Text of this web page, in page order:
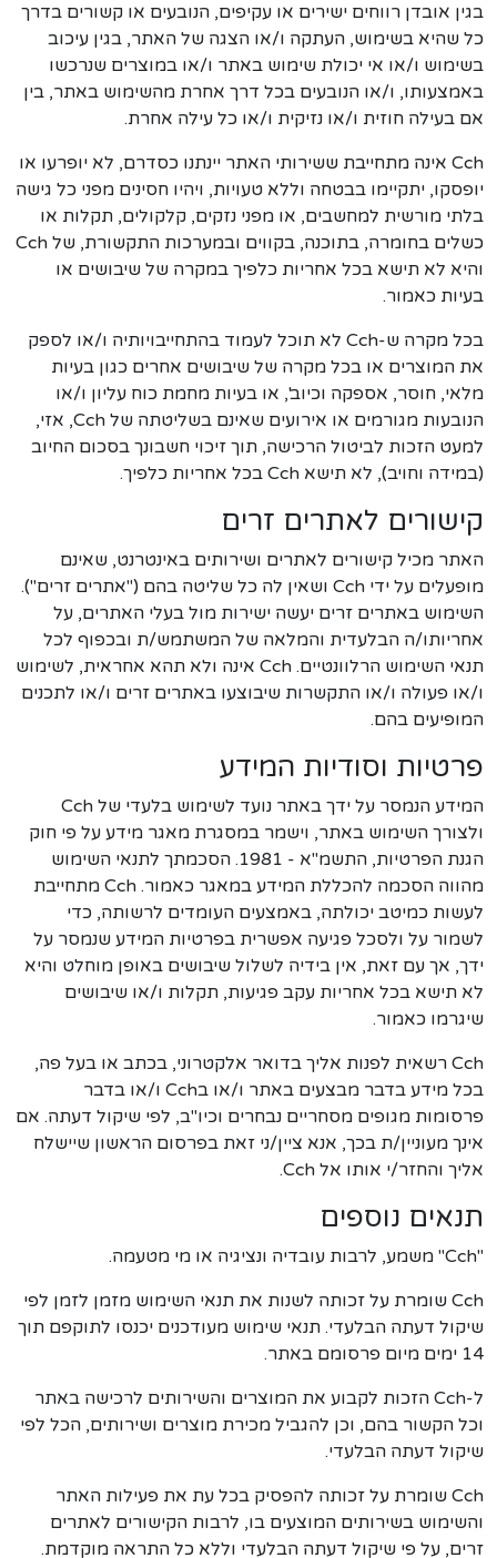
בגין אובדן רווחים ישירים או עקיפים, הנובעים או קשורים בדרך
כל שהיא בשימוש, העתקה ו/או הצגה של האתר, בגין עיכוב
בשימוש ו/או אי יכולת שימוש באתר ו/או במוצרים שנרכשו
באמצעותו, ו/או הנובעים בכל דרך אחרת מהשימוש באתר, בין
אם בעילה חוזית ו/או נזיקית ו/או כל עילה אחרת.
Cch אינה מתחייבת ששירותי האתר יינתנו כסדרם, לא יופרעו או
יופסקו, יתקיימו בבטחה וללא טעויות, ויהיו חסינים מפני כל גישה
בלתי מורשית למחשבים, או מפני נזקים, קלקולים, תקלות או
כשלים בחומרה, בתוכנה, בקווים ובמערכות התקשורת, של Cch
והיא לא תישא בכל אחריות כלפיך במקרה של שיבושים או
בעיות כאמור.
בכל מקרה ש-Cch לא תוכל לעמוד בהתחייבויותיה ו/או לספק
את המוצרים או בכל מקרה של שיבושים אחרים כגון בעיות
מלאי, חוסר, אספקה וכיוב', או בעיות מחמת כוח עליון ו/או
הנובעות מגורמים או אירועים שאינם בשליטתה של Cch, אזי,
למעט הזכות לביטול הרכישה, תוך זיכוי חשבונך בסכום החיוב
(במידה וחויב), לא תישא Cch בכל אחריות כלפיך.
קישורים לאתרים זרים
האתר מכיל קישורים לאתרים ושירותים באינטרנט, שאינם
מופעלים על ידי Cch ושאין לה כל שליטה בהם ("אתרים זרים").
השימוש באתרים זרים יעשה ישירות מול בעלי האתרים, על
אחריותו/ה הבלעדית והמלאה של המשתמש/ת ובכפוף לכל
תנאי השימוש הרלוונטיים. Cch אינה ולא תהא אחראית, לשימוש
ו/או פעולה ו/או התקשרות שיבוצעו באתרים זרים ו/או לתכנים
המופיעים בהם.
פרטיות וסודיות המידע
המידע הנמסר על ידך באתר נועד לשימוש בלעדי של Cch
ולצורך השימוש באתר, וישמר במסגרת מאגר מידע על פי חוק
הגנת הפרטיות, התשמ"א - 1981. הסכמתך לתנאי השימוש
מהווה הסכמה להכללת המידע במאגר כאמור. Cch מתחייבת
לעשות כמיטב יכולתה, באמצעים העומדים לרשותה, כדי
לשמור על ולסכל פגיעה אפשרית בפרטיות המידע שנמסר על
ידך, אך עם זאת, אין בידיה לשלול שיבושים באופן מוחלט והיא
לא תישא בכל אחריות עקב פגיעות, תקלות ו/או שיבושים
שיגרמו כאמור.
Cch רשאית לפנות אליך בדואר אלקטרוני, בכתב או בעל פה,
בכל מידע בדבר מבצעים באתר ו/או בCch ו/או בדבר
פרסומות מגופים מסחריים נבחרים וכיו"ב, לפי שיקול דעתה. אם
אינך מעוניין/ת בכך, אנא ציין/ני זאת בפרסום הראשון שיישלח
אליך והחזר/י אותו אל Cch.
תנאים נוספים
"Cch" משמע, לרבות עובדיה ונציגיה או מי מטעמה.
Cch שומרת על זכותה לשנות את תנאי השימוש מזמן לזמן לפי
שיקול דעתה הבלעדי. תנאי שימוש מעודכנים יכנסו לתוקפם תוך
14 ימים מיום פרסומם באתר.
ל-Cch הזכות לקבוע את המוצרים והשירותים לרכישה באתר
וכל הקשור בהם, וכן להגביל מכירת מוצרים ושירותים, הכל לפי
שיקול דעתה הבלעדי.
Cch שומרת על זכותה להפסיק בכל עת את פעילות האתר
והשימוש בשירותים המוצעים בו, לרבות הקישורים לאתרים
זרים, על פי שיקול דעתה הבלעדי וללא כל התראה מוקדמת.